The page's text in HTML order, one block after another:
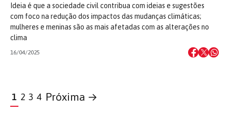
Ideia é que a sociedade civil contribua com ideias e sugestões
com foco na redução dos impactos das mudanças climáticas;
mulheres e meninas são as mais afetadas com as alterações no
clima
16/04/2025
1 2 3 4 Próxima →